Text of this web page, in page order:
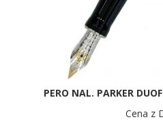
PERO NAL. PARKER
Cena z